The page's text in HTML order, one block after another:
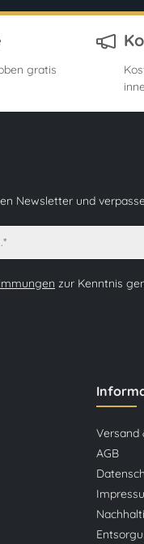
gratis
Newsletter und
zur Kenntnis
Versand
AGB